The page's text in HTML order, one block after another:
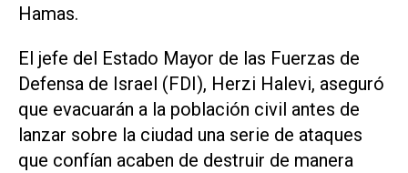
Hamas.
El jefe del Estado Mayor de las Fuerzas de
Defensa de Israel (FDI), Herzi Halevi, aseguró
que evacuarán a la población civil antes de
lanzar sobre la ciudad una serie de ataques
que confían acaben de destruir de manera